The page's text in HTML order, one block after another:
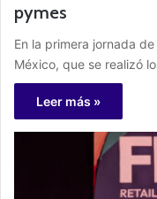
pymes
En la primera jornada
México, que se realizó
Leer más »